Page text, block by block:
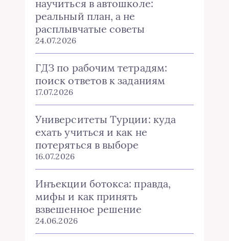
научиться в автошколе:
реальный план, а не
расплывчатые советы
24.07.2026
ГДЗ по рабочим тетрадям:
поиск ответов к заданиям
17.07.2026
Университеты Турции: куда
ехать учиться и как не
потеряться в выборе
16.07.2026
Инъекции ботокса: правда,
мифы и как принять
взвешенное решение
24.06.2026